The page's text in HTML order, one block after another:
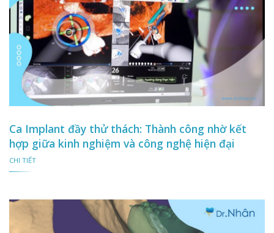
Ca Implant đầy thử thách: Thành công nhờ kết
hợp giữa kinh nghiệm và công nghệ hiện đại
CHI TIẾT